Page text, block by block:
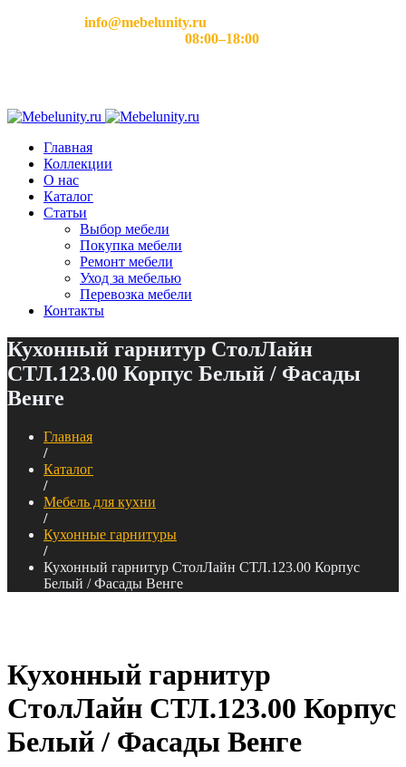
info@mebelunity.ru
08:00–18:00
Главная
Коллекции
О нас
Каталог
Статьи
Выбор мебели
Покупка мебели
Ремонт мебели
Уход за мебелью
Перевозка мебели
Контакты
Кухонный гарнитур СтолЛайн
СТЛ.123.00 Корпус Белый / Фасады
Венге
Главная
/
Каталог
/
Мебель для кухни
/
Кухонные гарнитуры
/
Кухонный гарнитур СтолЛайн СТЛ.123.00 Корпус
Белый / Фасады Венге
Кухонный гарнитур
СтолЛайн СТЛ.123.00 Корпус
Белый / Фасады Венге